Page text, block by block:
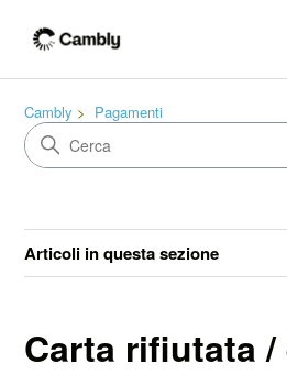
Cambly Pagamenti
Articoli in questa sezione
Carta rifiutata